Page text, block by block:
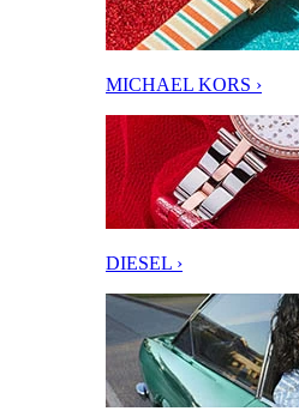
MICHAEL KORS ›
DIESEL ›